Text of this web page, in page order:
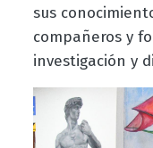
sus
compañeros y
investigación y